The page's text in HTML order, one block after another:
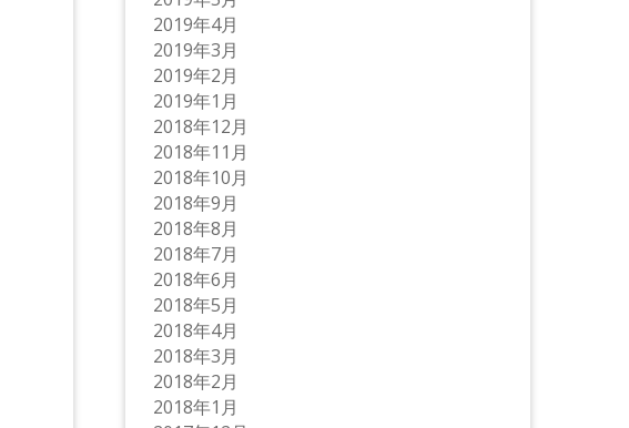
2019年4月
2019年3月
2019年2月
2019年1月
2018年12月
2018年11月
2018年10月
2018年9月
2018年8月
2018年7月
2018年6月
2018年5月
2018年4月
2018年3月
2018年2月
2018年1月